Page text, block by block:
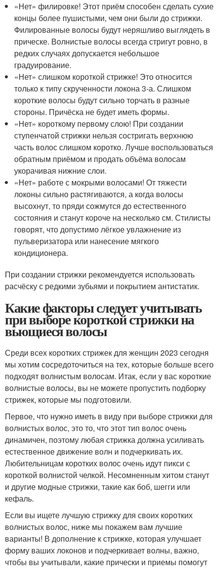
«Нет» филировке! Этот приём способен сделать сухие
концы более пушистыми, чем они были до стрижки.
Филированные волосы будут неряшливо выглядеть в
прическе. Волнистые волосы всегда стригут ровно, в
редких случаях допускается небольшое
градуирование.
«Нет» слишком короткой стрижке! Это относится
только к типу скрученности локона 3-а. Слишком
короткие волосы будут сильно торчать в разные
стороны. Причёска не будет иметь формы.
«Нет» короткому первому слою! При создании
ступенчатой стрижки нельзя состригать верхнюю
часть волос слишком коротко. Лучше воспользоваться
обратным приёмом и продать объёма волосам
укорачивая нижние слои.
«Нет» работе с мокрыми волосами! От тяжести
локоны сильно растягиваются, а когда волосы
высохнут, то пряди сожмутся до естественного
состояния и станут короче на несколько см. Стилисты
говорят, что допустимо лёгкое увлажнение из
пульверизатора или нанесение мягкого
кондиционера.
При создании стрижки рекомендуется использовать
расчёску с редкими зубьями и покрытием антистатик.
Какие факторы следует учитывать
при выборе короткой стрижки на
вьющиеся волосы
Среди всех коротких стрижек для женщин 2023 сегодня
мы хотим сосредоточиться на тех, которые больше всего
подходят волнистым волосам. Итак, если у вас короткие
волнистые волосы, вы не можете пропустить подборку
стрижек, которые мы подготовили.
Первое, что нужно иметь в виду при выборе стрижки для
волнистых волос, это то, что этот тип волос очень
динамичен, поэтому любая стрижка должна усиливать
естественное движение волн и подчеркивать их.
Любительницам коротких волос очень идут пикси с
короткой волнистой челкой. Несомненным хитом станут
и другие модные стрижки, такие как боб, шегги или
кефаль.
Если вы ищете лучшую стрижку для своих коротких
волнистых волос, ниже мы покажем вам лучшие
варианты! В дополнение к стрижке, которая улучшает
форму ваших локонов и подчеркивает волны, важно,
чтобы вы учитывали, какие прически и приемы помогут